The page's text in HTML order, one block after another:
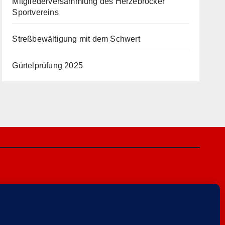
Sportvereins
Streßbewältigung mit dem Schwert
Gürtelprüfung 2025